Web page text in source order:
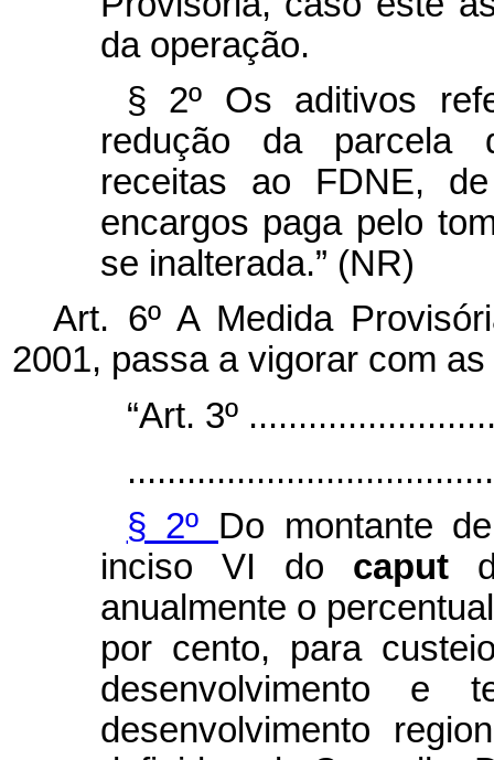
da operação.
§ 2º Os aditivos
redução da parcela
receitas ao FDNE,
encargos paga pelo
se inalterada.” (NR)
Art. 6º A Medida
2001, passa a vigorar com
“Art. 3º
§ 2º Do montante
inciso VI do caput
anualmente o
por cento, para
desenvolvimento e
desenvolvimento